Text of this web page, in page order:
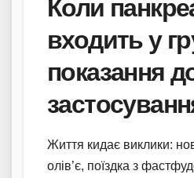
Коли
входить у
показання
Життя кидає виклики:
олів’є, поїздка з